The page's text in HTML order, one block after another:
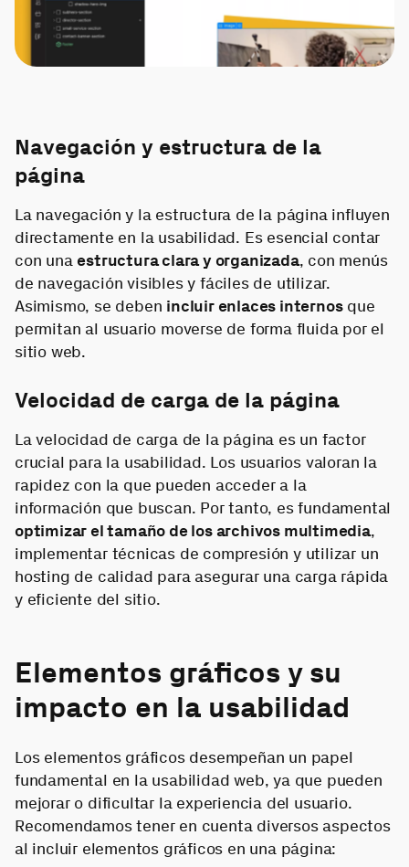
Navegación y estructura de la
página
La navegación y la estructura de la página influyen
directamente en la usabilidad. Es esencial contar
con una estructura clara y organizada, con menús
de navegación visibles y fáciles de utilizar.
Asimismo, se deben incluir enlaces internosque
permitan al usuario moverse de forma fluida por el
sitio web.
Velocidad de carga de la página
La velocidad de carga de la página es un factor
crucial para la usabilidad. Los usuarios valoran la
rapidez con la que pueden acceder a la
información que buscan. Por tanto, es fundamental
optimizar el tamaño de los archivos multimedia,
implementar técnicas de compresión y utilizar un
hosting de calidad para asegurar una carga rápida
y eficiente del sitio.
Elementos gráficos y su
impacto en la usabilidad
Los elementos gráficos desempeñan un papel
fundamental en la usabilidad web, ya que pueden
mejorar o dificultar la experiencia del usuario.
Recomendamos tener en cuenta diversos aspectos
al incluir elementos gráficos en una página: